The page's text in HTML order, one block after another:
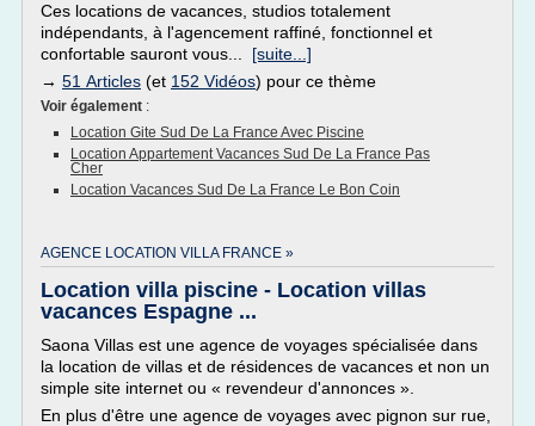
Ces locations de vacances, studios totalement
indépendants, à l'agencement raffiné, fonctionnel et
confortable sauront vous... [suite...]
→ 51 Articles (et 152 Vidéos) pour ce thème
Voir également :
Location Gite Sud De La France Avec Piscine
Location Appartement Vacances Sud De La France Pas
Cher
Location Vacances Sud De La France Le Bon Coin
AGENCE LOCATION VILLA FRANCE »
Location villa piscine - Location villas
vacances Espagne ...
Saona Villas est une agence de voyages spécialisée dans
la location de villas et de résidences de vacances et non un
simple site internet ou « revendeur d'annonces ».
En plus d'être une agence de voyages avec pignon sur rue,